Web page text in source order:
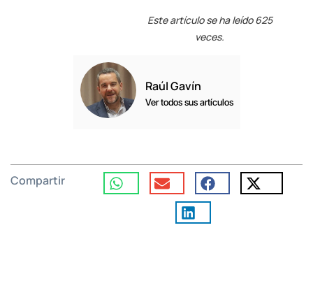
Este artículo se ha leído 625
veces.
Raúl Gavín
Ver todos sus artículos
Compartir